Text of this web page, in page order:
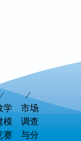
学
模
赛
市场
调查
与分